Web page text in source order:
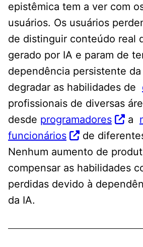
epistêmica tem a ver com
usuários. Os usuários
de distinguir conteúdo real
gerado por IA e param de
dependência persistente
degradar as habilidades de
profissionais de diversas
desde programadores a
funcionários
de
Nenhum aumento de
compensar as habilidades
perdidas devido à
da IA.